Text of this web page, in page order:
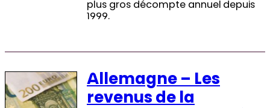
plus gros décompte annuel depuis
1999.
Allemagne – Les
revenus de la